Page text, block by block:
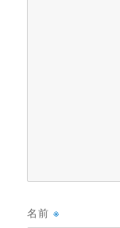
名前※